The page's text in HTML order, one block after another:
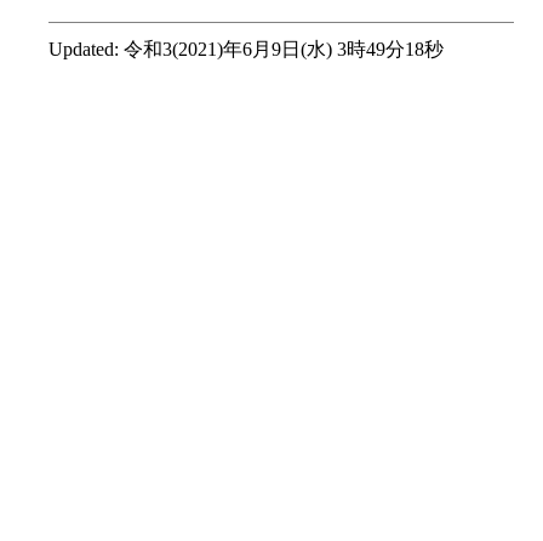
Updated: 令和3(2021)年6月9日(水) 3時49分18秒